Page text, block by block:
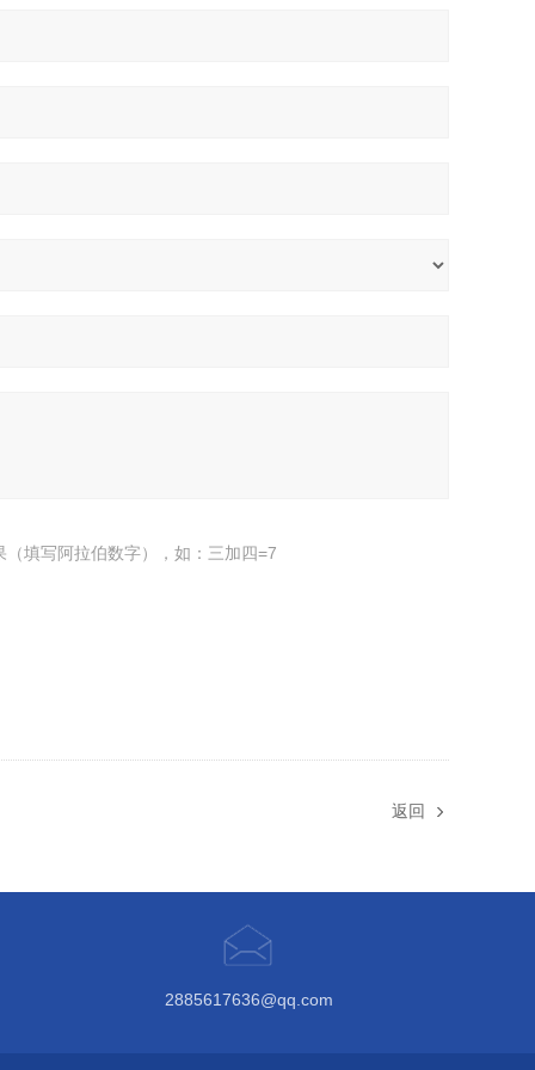
（填写阿拉伯数字），如：三加四=7
返回
2885617636@qq.com